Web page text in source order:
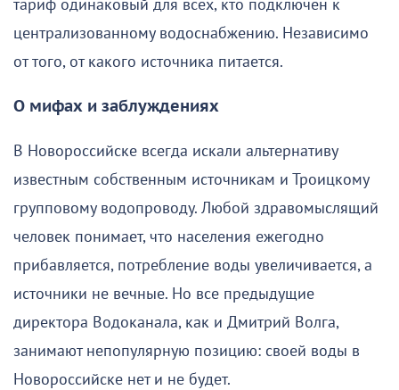
тариф одинаковый для всех, кто подключен к
централизованному водоснабжению. Независимо
от того, от какого источника питается.
О мифах и заблуждениях
В Новороссийске всегда искали альтернативу
известным собственным источникам и Троицкому
групповому водопроводу. Любой здравомыслящий
человек понимает, что населения ежегодно
прибавляется, потребление воды увеличивается, а
источники не вечные. Но все предыдущие
директора Водоканала, как и Дмитрий Волга,
занимают непопулярную позицию: своей воды в
Новороссийске нет и не будет.